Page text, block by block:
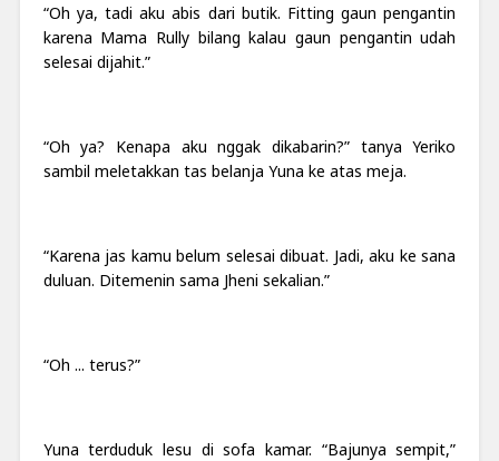
“Oh ya, tadi aku abis dari butik. Fitting gaun pengantin
karena Mama Rully bilang kalau gaun pengantin udah
selesai dijahit.”
“Oh ya? Kenapa aku nggak dikabarin?” tanya Yeriko
sambil meletakkan tas belanja Yuna ke atas meja.
“Karena jas kamu belum selesai dibuat. Jadi, aku ke sana
duluan. Ditemenin sama Jheni sekalian.”
“Oh ... terus?”
Yuna terduduk lesu di sofa kamar. “Bajunya sempit,”